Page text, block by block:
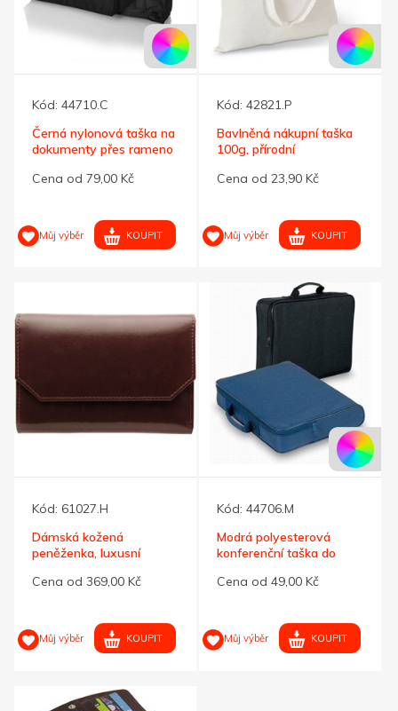
Kód: 44710.C
Černá nylonová taška na
dokumenty přes rameno
Cena od 79,00 Kč
Můj výběr KOUPIT
Kód: 42821.P
Bavlněná nákupní taška
100g, přírodní
Cena od 23,90 Kč
Můj výběr KOUPIT
Kód: 61027.H
Dámská kožená
peněženka, luxusní
Cena od 369,00 Kč
Můj výběr KOUPIT
Kód: 44706.M
Modrá polyesterová
konferenční taška do
Cena od 49,00 Kč
Můj výběr KOUPIT